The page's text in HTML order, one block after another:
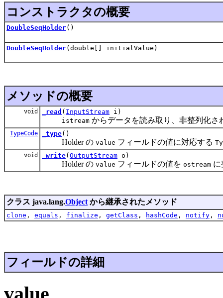
コンストラクタの概要
DoubleSeqHolder()
DoubleSeqHolder(double[] initialValue)
メソッドの概要
void _read ( InputStream i)
istream からデータを読み取り、非整列化さ
TypeCode _type()
Holder の value フィールドの値に対応する
void _write( OutputStream o)
Holder の value フィールドの値を ostream に
クラス java.lang.Object から継承されたメソッド
clone , equals , finalize , getClass , hashCode , notify ,
フィールドの詳細